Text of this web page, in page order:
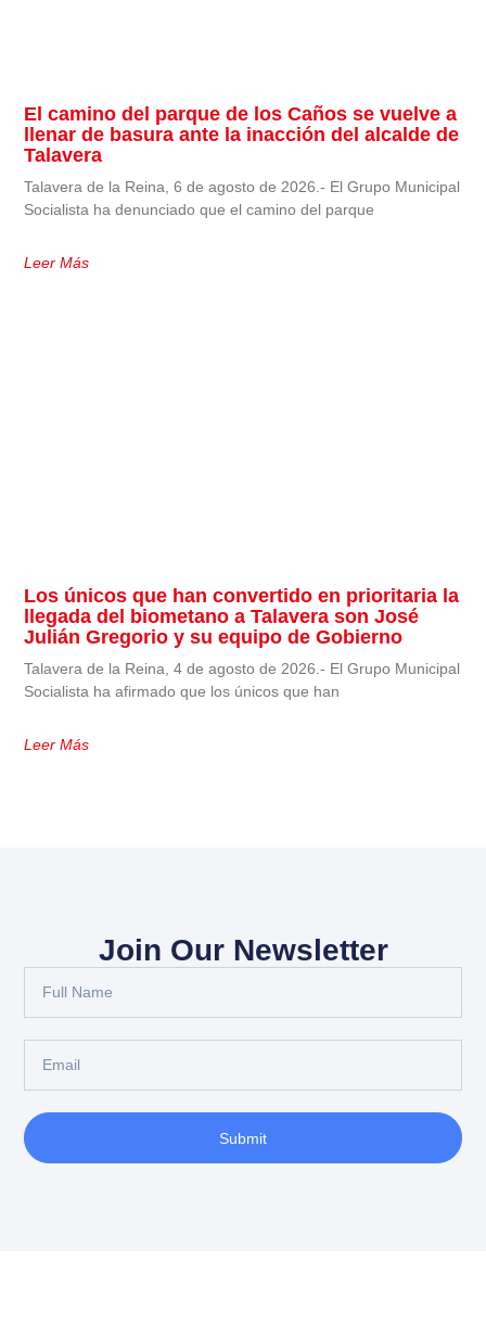
El camino del parque de los Caños se vuelve a
llenar de basura ante la inacción del alcalde de
Talavera
Talavera de la Reina, 6 de agosto de 2026.- El Grupo Municipal
Socialista ha denunciado que el camino del parque
Leer Más
Los únicos que han convertido en prioritaria la
llegada del biometano a Talavera son José
Julián Gregorio y su equipo de Gobierno
Talavera de la Reina, 4 de agosto de 2026.- El Grupo Municipal
Socialista ha afirmado que los únicos que han
Leer Más
Join Our Newsletter
Submit